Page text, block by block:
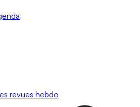
revues hebdo